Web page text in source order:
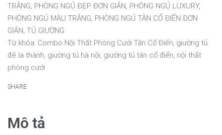
TRẮNG, PHÒNG NGỦ ĐẸP ĐƠN GIẢN, PHÒNG NGỦ LUXURY,
PHÒNG NGỦ MÀU TRẮNG, PHÒNG NGỦ TÂN CỔ ĐIỂN ĐƠN
GIẢN, TỦ GIƯỜNG
Từ khóa: Combo Nội Thất Phòng Cưới Tân Cổ Điển, giường tủ
đê la thành, giường tủ hà nội, giường tủ tân cổ điển, nội thất
phòng cưới
SHARE
Mô tả